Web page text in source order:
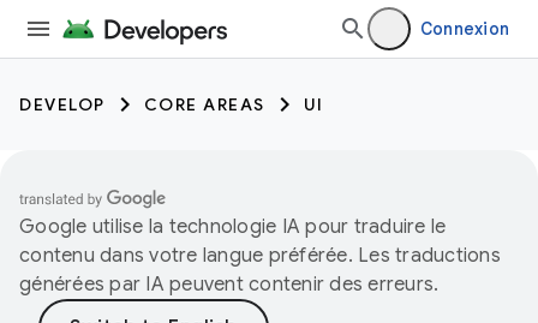
Connexion
DEVELOP CORE AREAS UI
Google utilise la technologie IA pour traduire le
contenu dans votre langue préférée. Les traductions
générées par IA peuvent contenir des erreurs.